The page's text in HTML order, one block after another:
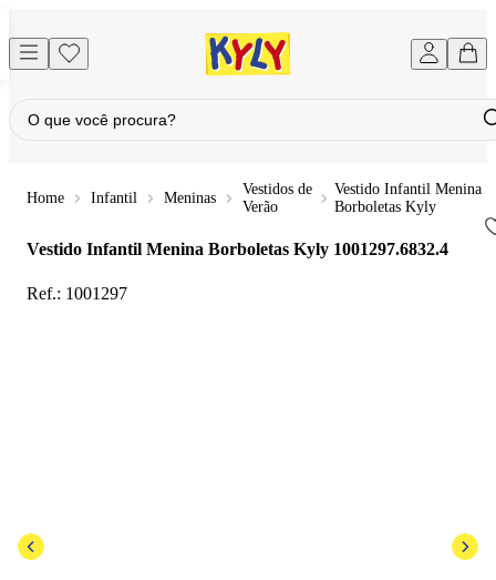
Infantil Meninas
Vestidos de
Verão
Vestido Infantil Menina
Borboletas Kyly
Vestido Infantil Menina Borboletas Kyly 1001297.6832.4
Ref.: 1001297